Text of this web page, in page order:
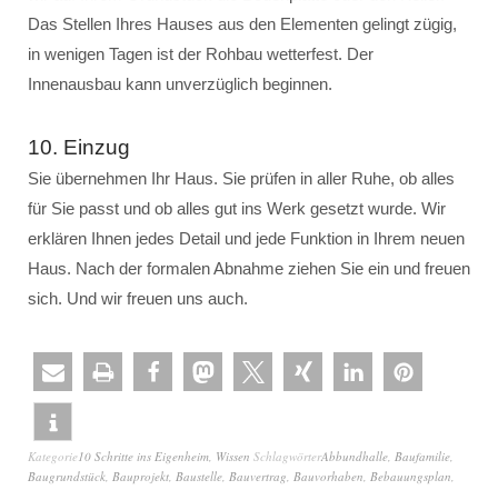
Das Stellen Ihres Hauses aus den Elementen gelingt zügig,
in wenigen Tagen ist der Rohbau wetterfest. Der
Innenausbau kann unverzüglich beginnen.
10. Einzug
Sie übernehmen Ihr Haus. Sie prüfen in aller Ruhe, ob alles
für Sie passt und ob alles gut ins Werk gesetzt wurde. Wir
erklären Ihnen jedes Detail und jede Funktion in Ihrem neuen
Haus. Nach der formalen Abnahme ziehen Sie ein und freuen
sich. Und wir freuen uns auch.
Kategorie10 Schritte ins Eigenheim Wissen SchlagwörterAbbundhalle Baufamilie
Baugrundstück Bauprojekt Baustelle Bauvertrag Bauvorhaben Bebauungsplan